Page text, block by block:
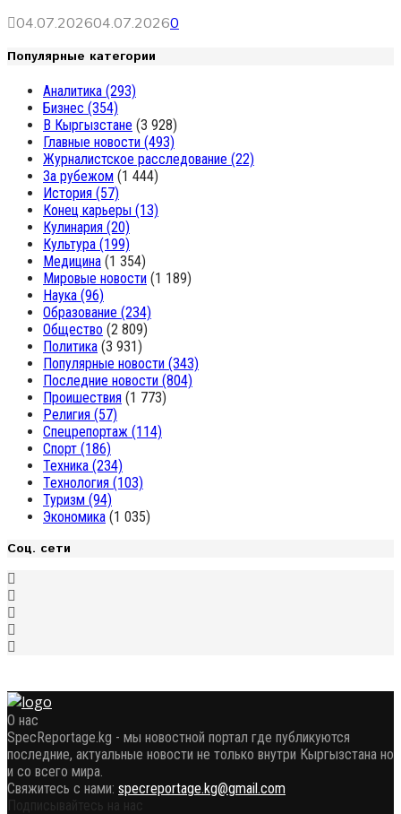
04.07.202604.07.20260
Популярные категории
Аналитика (293)
Бизнес (354)
В Кыргызстане (3 928)
Главные новости (493)
Журналистское расследование (22)
За рубежом (1 444)
История (57)
Конец карьеры (13)
Кулинария (20)
Культура (199)
Медицина (1 354)
Мировые новости (1 189)
Наука (96)
Образование (234)
Общество (2 809)
Политика (3 931)
Популярные новости (343)
Последние новости (804)
Проишествия (1 773)
Религия (57)
Спецрепортаж (114)
Спорт (186)
Техника (234)
Технология (103)
Туризм (94)
Экономика (1 035)
Соц. сети
О нас
SpecReportage.kg - мы новостной портал где публикуются
последние, актуальные новости не только внутри Кыргызстана но
и со всего мира.
Свяжитесь с нами: specreportage.kg@gmail.com
Подписывайтесь на нас